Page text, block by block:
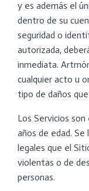
y es además el
dentro de su
seguridad o
autorizada,
inmediata.
cualquier acto u
tipo de daños
Los Servicios
años de edad.
legales que el
violentas o de
personas.